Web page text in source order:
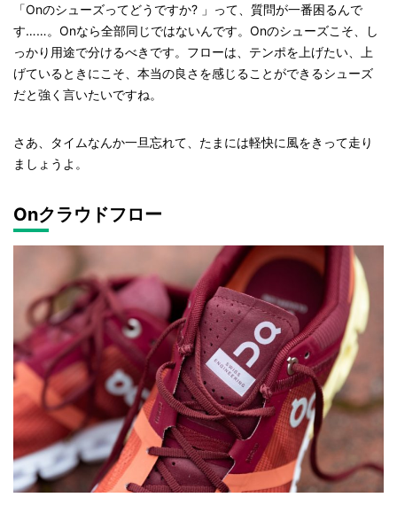
「Onのシューズってどうですか? 」って、質問が一番困るんで
す……。Onなら全部同じではないんです。Onのシューズこそ、し
っかり用途で分けるべきです。フローは、テンポを上げたい、上
げているときにこそ、本当の良さを感じることができるシューズ
だと強く言いたいですね。
さあ、タイムなんか一旦忘れて、たまには軽快に風をきって走り
ましょうよ。
Onクラウドフロー